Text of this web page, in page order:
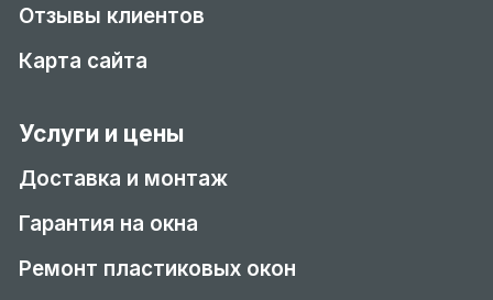
Отзывы клиентов
Карта сайта
Услуги и цены
Доставка и монтаж
Гарантия на окна
Ремонт пластиковых окон